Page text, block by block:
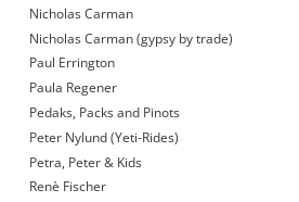
Nicholas Carman
Nicholas Carman (gypsy by trade)
Paul Errington
Paula Regener
Pedaks, Packs and Pinots
Peter Nylund (Yeti-Rides)
Petra, Peter & Kids
Renè Fischer